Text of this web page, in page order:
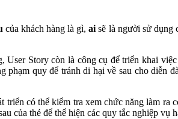
của khách hàng là gì,ai sẽ là người sử dụng
Story còn là công cụ để triển khai
phạm quy để tránh di hại về sau cho diễn
có thể kiểm tra xem chức năng làm
của thẻ để thể hiện các quy tắc nghiệp vụ